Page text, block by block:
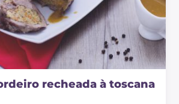
recheada à toscana